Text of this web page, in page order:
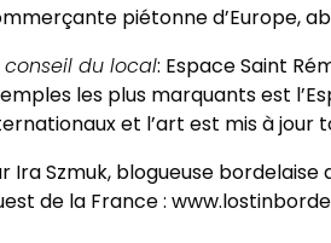
piétonne d’Europe,
conseil du local: Espace Saint
les plus marquants est
et l’art est mis à jour
Ira Szmuk, blogueuse
de la France :